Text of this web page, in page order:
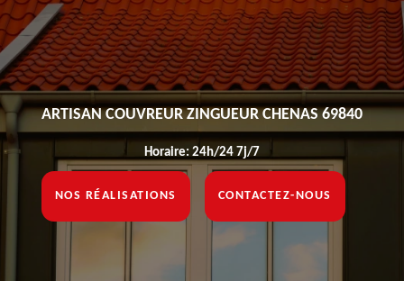
ARTISAN COUVREUR ZINGUEUR CHENAS 69840
Horaire: 24h/24 7j/7
NOS RÉALISATIONS CONTACTEZ-NOUS